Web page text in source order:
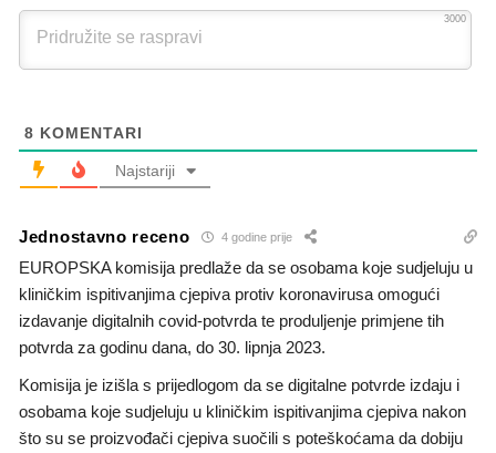
3000
8 KOMENTARI
Najstariji
Jednostavno receno 4 godine prije
EUROPSKA komisija predlaže da se osobama koje sudjeluju u
kliničkim ispitivanjima cjepiva protiv koronavirusa omogući
izdavanje digitalnih covid-potvrda te produljenje primjene tih
potvrda za godinu dana, do 30. lipnja 2023.
Komisija je izišla s prijedlogom da se digitalne potvrde izdaju i
osobama koje sudjeluju u kliničkim ispitivanjima cjepiva nakon
što su se proizvođači cjepiva suočili s poteškoćama da dobiju